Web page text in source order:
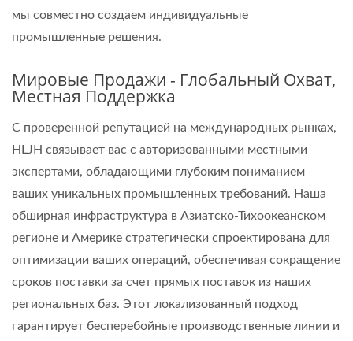
мы совместно создаем индивидуальные
промышленные решения.
Мировые Продажи - Глобальный Охват,
Местная Поддержка
С проверенной репутацией на международных рынках,
HLJH связывает вас с авторизованными местными
экспертами, обладающими глубоким пониманием
ваших уникальных промышленных требований. Наша
обширная инфраструктура в Азиатско-Тихоокеанском
регионе и Америке стратегически спроектирована для
оптимизации ваших операций, обеспечивая сокращение
сроков поставки за счет прямых поставок из наших
региональных баз. Этот локализованный подход
гарантирует бесперебойные производственные линии и